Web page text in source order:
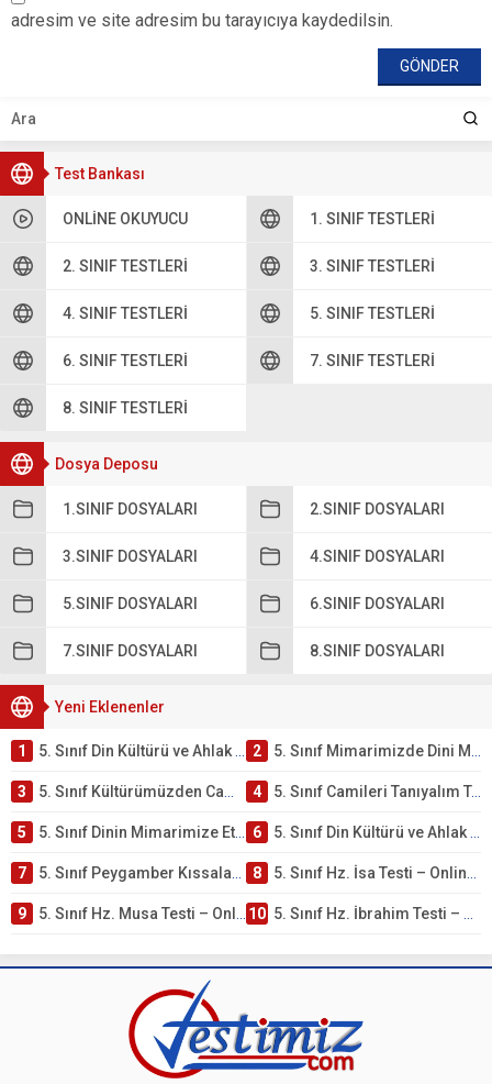
Test Bankası
ONLINE OKUYUCU 1. SINIF TESTLERI
2. SINIF TESTLERI 3. SINIF TESTLERI
4. SINIF TESTLERI 5. SINIF TESTLERI
6. SINIF TESTLERI 7. SINIF TESTLERI
8. SINIF TESTLERI
Dosya Deposu
1.SINIF DOSYALARI 2.SINIF DOSYALARI
3.SINIF DOSYALARI 4.SINIF DOSYALARI
5.SINIF DOSYALARI 6.SINIF DOSYALARI
7.SINIF DOSYALARI 8.SINIF DOSYALARI
Yeni Eklenenler
1 5. Sınıf Din Kültürü ve Ahlak Bilgisi 4. Ünite: Mimarimizde Dini Motifler Çalışmaları 2 5. Sınıf Mimarimizde Dini Motifler Ünite Testi – Online Çöz
3 5. Sınıf Kültürümüzden Cami Örnekleri Testi – Online Çöz 4 5. Sınıf Camileri Tanıyalım Testi – Online Çöz
5 5. Sınıf Dinin Mimarimize Etkisi Testi – Online Çöz 6 5. Sınıf Din Kültürü ve Ahlak Bilgisi 4. Ünite: Peygamber Kıssaları Çalışmaları
7 5. Sınıf Peygamber Kıssaları Ünite Testi – Online Çöz 8 5. Sınıf Hz. İsa Testi – Online Çöz
9 5. Sınıf Hz. Musa Testi – Online Çöz 10 5. Sınıf Hz. İbrahim Testi – Online Çöz
adresim ve site adresim bu tarayıcıya kaydedilsin.